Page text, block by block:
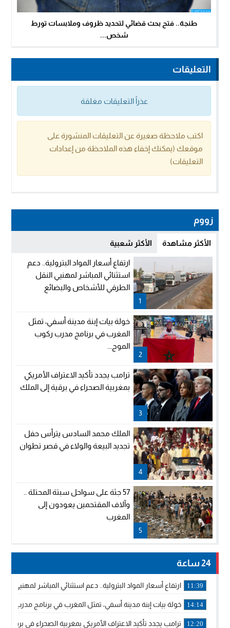
طنجة.. فتح بحث قضائي لتحديد ظروف وملابسات تورط
شخص...
التعليقات
عذراً التعليقات مغلقة
اكتب ملاحظة صغيرة عن التعليقات المنشورة على
موقعك (يمكنك إخفاء هذه الملاحظة من إعدادات
التعليقات)
زووم
الأكثر مشاهدة الأكثر شعبية
1
ارتفاع أسعار المواد البترولية.. دعم
استثنائي المباشر لمهنيي النقل
الطرقي للأشخاص والبضائع
2
خولة بيات إبنة مدينة أسفي، تمثل
المغرب في برنامج مدرب ركوب
الموج...
3
ترامب يجدد تأكيد الاعتراف الأمريكي
بمغربية الصحراء في برقية إلى الملك
4
الملك محمد السادس يترأس حفل
تجديد البيعة والولاء في قصر تطوان
5
57 جثة على سواحل سبتة المحتلة ..
وآلاف المقتحمين يعودون إلى
المغرب
24 ساعة
11:39 ارتفاع أسعار المواد البترولية.. دعم استثنائي المباشر لمهنيي
14:14 خولة بيات إبنة مدينة أسفي، تمثل المغرب في برنامج مدرب
12:20 ترامب يجدد تأكيد الاعتراف الأمريكي بمغربية الصحراء في برقية